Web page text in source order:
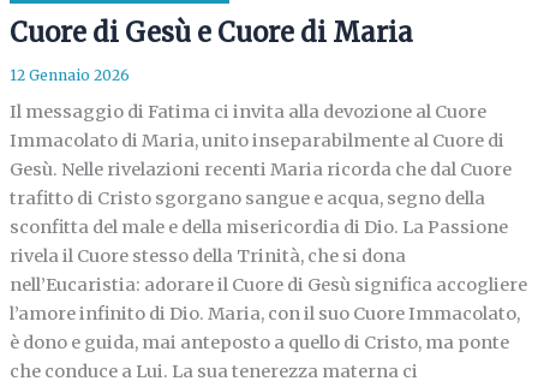
Cuore di Gesù e Cuore di Maria
12 Gennaio 2026
Il messaggio di Fatima ci invita alla devozione al Cuore
Immacolato di Maria, unito inseparabilmente al Cuore di
Gesù. Nelle rivelazioni recenti Maria ricorda che dal Cuore
trafitto di Cristo sgorgano sangue e acqua, segno della
sconfitta del male e della misericordia di Dio. La Passione
rivela il Cuore stesso della Trinità, che si dona
nell’Eucaristia: adorare il Cuore di Gesù significa accogliere
l’amore infinito di Dio. Maria, con il suo Cuore Immacolato,
è dono e guida, mai anteposto a quello di Cristo, ma ponte
che conduce a Lui. La sua tenerezza materna ci